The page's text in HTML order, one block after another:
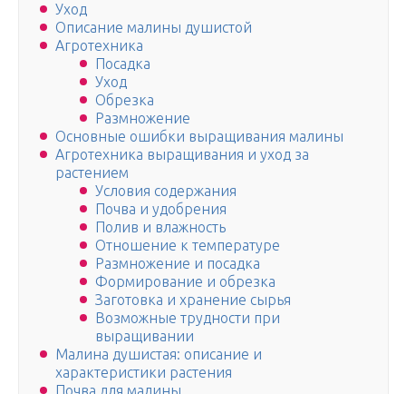
Уход
Описание малины душистой
Агротехника
Посадка
Уход
Обрезка
Размножение
Основные ошибки выращивания малины
Агротехника выращивания и уход за
растением
Условия содержания
Почва и удобрения
Полив и влажность
Отношение к температуре
Размножение и посадка
Формирование и обрезка
Заготовка и хранение сырья
Возможные трудности при
выращивании
Малина душистая: описание и
характеристики растения
Почва для малины